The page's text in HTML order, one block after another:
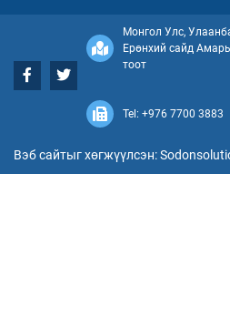
ОРОЛЦОХ
ОРОЛЦОХ
Монгол Улс,
Ерөнхий сайд
тоот
Tel: +976 7700 3883
Вэб сайтыг хөгжүүлсэн: